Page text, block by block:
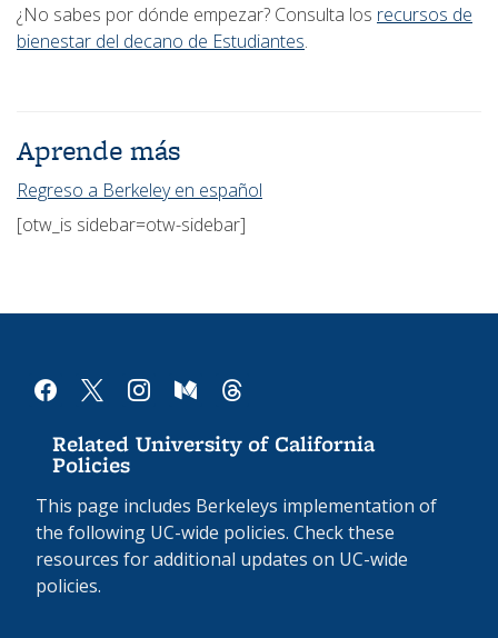
¿No sabes por dónde empezar? Consulta los recursos de
bienestar del decano de Estudiantes.
Aprende más
Regreso a Berkeley en español
[otw_is sidebar=otw-sidebar]
facebook
x instagrammediumthreads
Related University of California
Policies
This page includes Berkeleys implementation of
the following UC-wide policies. Check these
resources for additional updates on UC-wide
policies.